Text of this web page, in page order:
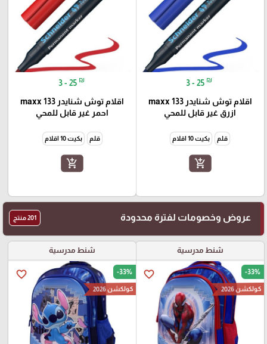
3 - 25 ₪
اقلام توش شنايدر maxx 133
ازرق غير قابل للمحي
قلم بكيت 10 اقلام
add_shopping_cart
3 - 25 ₪
اقلام توش شنايدر maxx 133
احمر غير قابل للمحي
قلم بكيت 10 اقلام
add_shopping_cart
عروض وخصومات لفترة محدودة 201 منتج
شنط مدرسية
favorite_border -33%
كولكشن 2026
شنط مدرسية
favorite_border -33%
كولكشن 2026